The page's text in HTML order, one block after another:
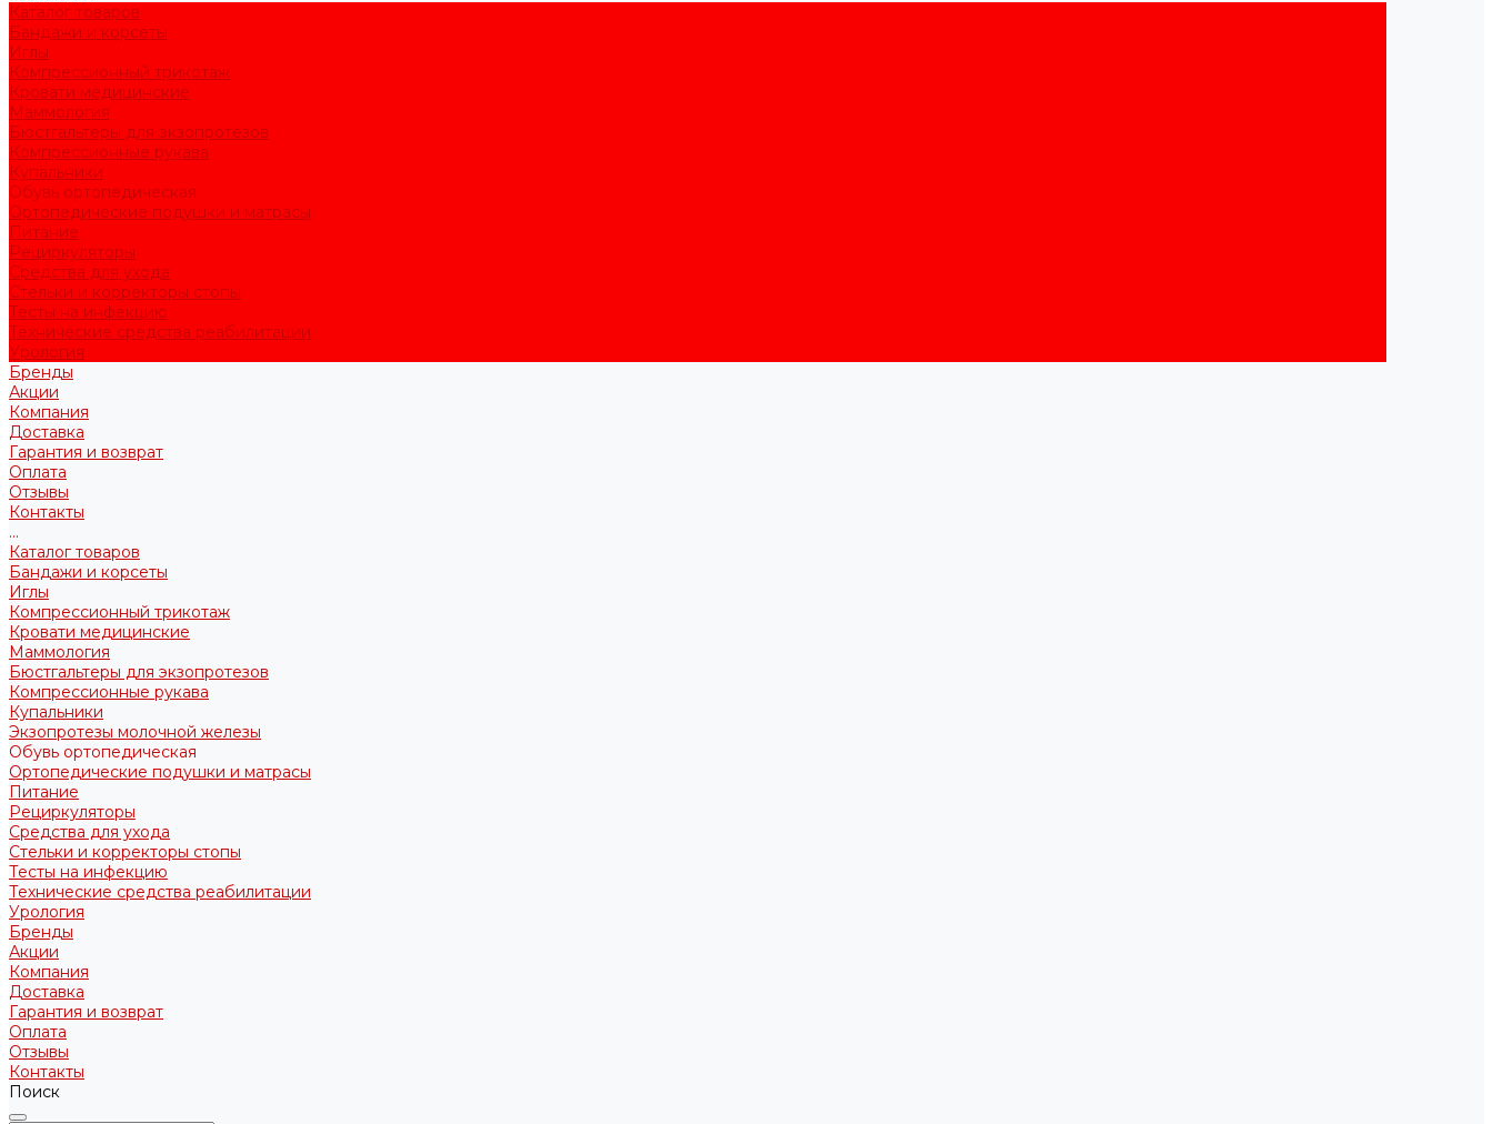
Каталог товаров
Бандажи и корсеты
Иглы
Компрессионный трикотаж
Кровати медицинские
Маммология
Бюстгальтеры для экзопротезов
Компрессионные рукава
Купальники
Обувь ортопедическая
Ортопедические подушки и матрасы
Питание
Рециркуляторы
Средства для ухода
Стельки и корректоры стопы
Тесты на инфекцию
Технические средства реабилитации
Урология
Бренды
Акции
Компания
Доставка
Гарантия и возврат
Оплата
Отзывы
Контакты
...
Каталог товаров
Бандажи и корсеты
Иглы
Компрессионный трикотаж
Кровати медицинские
Маммология
Бюстгальтеры для экзопротезов
Компрессионные рукава
Купальники
Экзопротезы молочной железы
Обувь ортопедическая
Ортопедические подушки и матрасы
Питание
Рециркуляторы
Средства для ухода
Стельки и корректоры стопы
Тесты на инфекцию
Технические средства реабилитации
Урология
Бренды
Акции
Компания
Доставка
Гарантия и возврат
Оплата
Отзывы
Контакты
Поиск